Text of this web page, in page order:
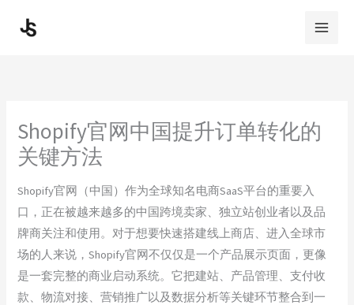
Shopify官网中国提升订单转化的
关键方法
Shopify官网（中国）作为全球知名电商SaaS平台的重要入
口，正在被越来越多的中国跨境卖家、独立站创业者以及品
牌商关注和使用。对于想要快速搭建线上商店、进入全球市
场的人来说，Shopify官网不仅仅是一个产品展示页面，更像
是一套完整的商业启动系统。它把建站、产品管理、支付收
款、物流对接、营销推广以及数据分析等关键环节整合到一